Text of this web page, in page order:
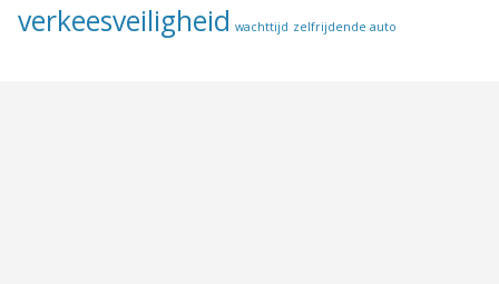
verkeesveiligheid wachttijd zelfrijdende auto